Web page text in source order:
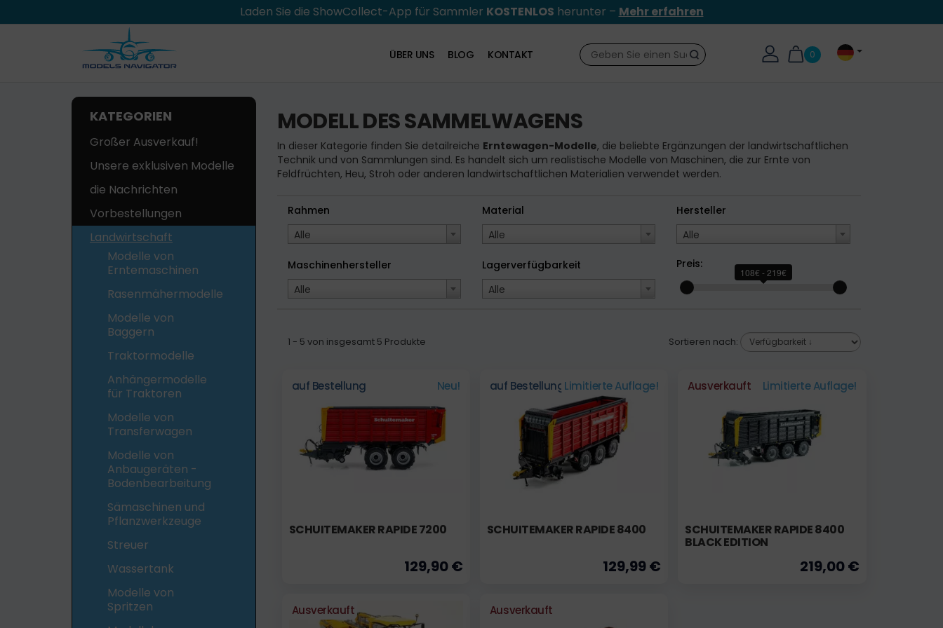
Laden Sie die ShowCollect-App für Sammler KOSTENLOS herunter – Mehr erfahren
0
Suche
ÜBER UNS BLOG KONTAKT
KATEGORIEN
Großer Ausverkauf!
Unsere exklusiven Modelle
die Nachrichten
Vorbestellungen
Landwirtschaft
Modelle von
Erntemaschinen
Rasenmähermodelle
Modelle von
Baggern
Traktormodelle
Anhängermodelle
für Traktoren
Modelle von
Transferwagen
Modelle von
Anbaugeräten -
Bodenbearbeitung
Sämaschinen und
Pflanzwerkzeuge
Streuer
Wassertank
Modelle von
Spritzen
MODELL DES SAMMELWAGENS
In dieser Kategorie finden Sie detailreiche Erntewagen-Modelle, die beliebte Ergänzungen der landwirtschaftlichen
Technik und von Sammlungen sind. Es handelt sich um realistische Modelle von Maschinen, die zur Ernte von
Feldfrüchten, Heu, Stroh oder anderen landwirtschaftlichen Materialien verwendet werden.
Rahmen
Alle
Material
Alle
Hersteller
Alle
Maschinenhersteller
Alle
Lagerverfügbarkeit
Alle
Preis:
108€ - 219€
1 - 5 von insgesamt 5 Produkte Sortieren nach:
auf Bestellung Neu!
SCHUITEMAKER RAPIDE 7200
129,90 €
auf Bestellung Limitierte Auflage!
SCHUITEMAKER RAPIDE 8400
129,99 €
Ausverkauft Limitierte Auflage!
SCHUITEMAKER RAPIDE 8400
BLACK EDITION
219,00 €
Ausverkauft Ausverkauft